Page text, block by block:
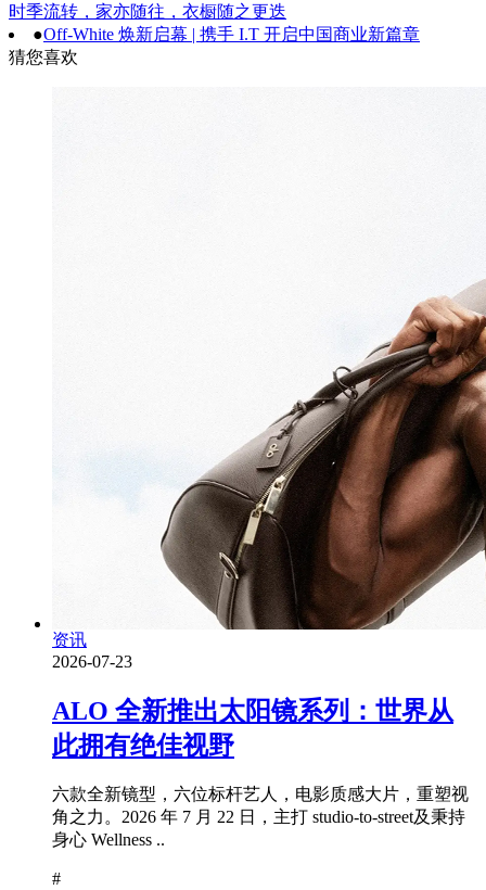
时季流转，家亦随往，衣橱随之更迭
●Off-White 焕新启幕 | 携手 I.T 开启中国商业新篇章
猜您喜欢
资讯
2026-07-23
ALO 全新推出太阳镜系列：世界从
此拥有绝佳视野
六款全新镜型，六位标杆艺人，电影质感大片，重塑视
角之力。2026 年 7 月 22 日，主打 studio-to-street及秉持
身心 Wellness ..
#